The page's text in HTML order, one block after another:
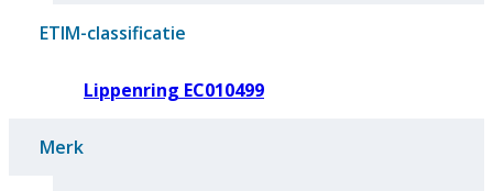
ETIM-classificatie
Lippenring EC010499
Merk